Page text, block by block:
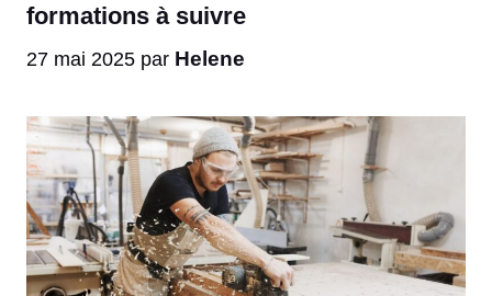
formations à suivre
27 mai 2025 par Helene